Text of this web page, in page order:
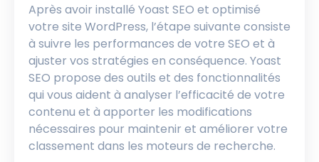
Après avoir installé Yoast SEO et optimisé
votre site WordPress, l’étape suivante consiste
à suivre les performances de votre SEO et à
ajuster vos stratégies en conséquence. Yoast
SEO propose des outils et des fonctionnalités
qui vous aident à analyser l’efficacité de votre
contenu et à apporter les modifications
nécessaires pour maintenir et améliorer votre
classement dans les moteurs de recherche.